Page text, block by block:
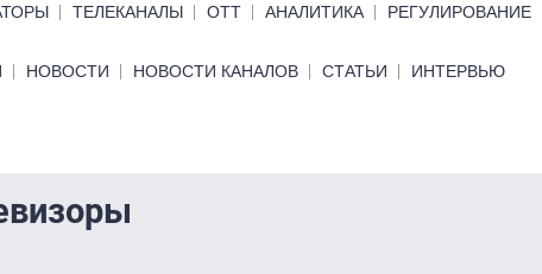
ТЕЛЕКАНАЛЫ ОТТ АНАЛИТИКА РЕГУЛИРОВАНИЕ
НОВОСТИ НОВОСТИ КАНАЛОВ СТАТЬИ ИНТЕРВЬЮ